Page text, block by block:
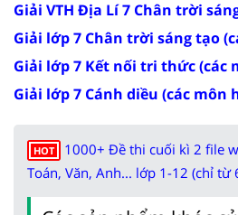
Giải VTH Địa Lí 7 Chân trời
Giải lớp 7 Chân trời sáng tạo
Giải lớp 7 Kết nối tri thức (các
Giải lớp 7 Cánh diều (các môn
HOT
1000+ Đề thi cuối kì 2 file
Toán, Văn, Anh... lớp 1-12 (chỉ từ